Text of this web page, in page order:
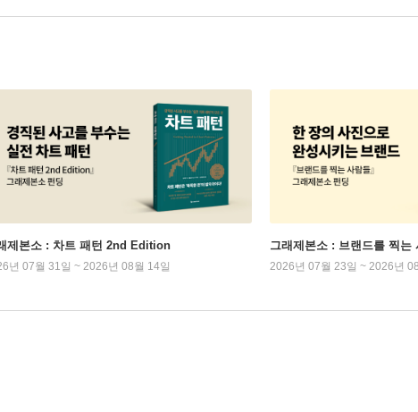
제본소 : 차트 패턴 2nd Edition
년 07월 31일 ~ 2026년 08월 14일
그래제본소 : 브랜드를 찍는
2026년 07월 23일 ~ 2026년